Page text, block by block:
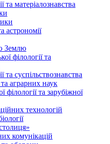
та матеріалознавства
астрономії
Землю
філології та
та суспільствознавства
та аграрних наук
філології та зарубіжної
технологій
комунікацій